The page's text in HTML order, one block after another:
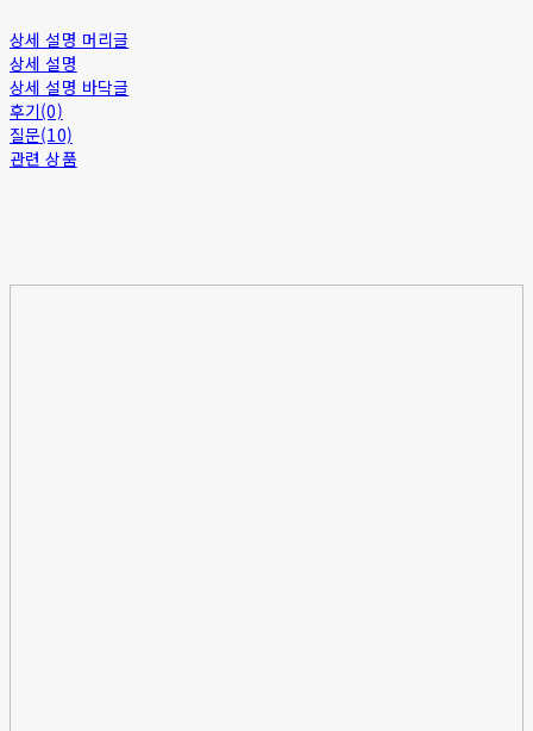
상세 설명 머리글
상세 설명
상세 설명 바닥글
후기(0)
질문(10)
관련 상품